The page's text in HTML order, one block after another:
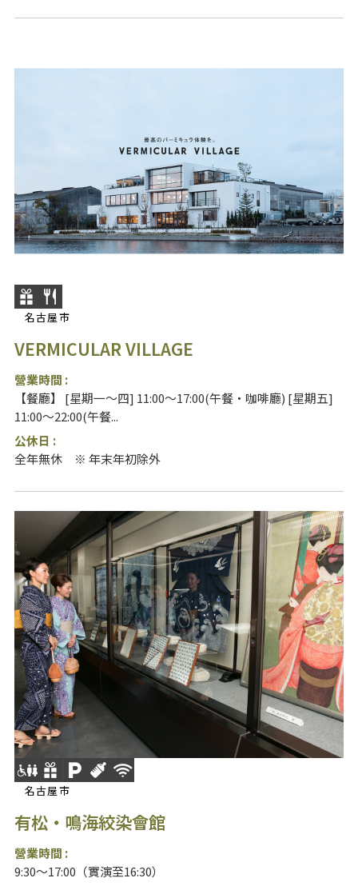
名古屋市
VERMICULAR VILLAGE
營業時間 :
【餐廳】 [星期一～四] 11:00～17:00(午餐・咖啡廳) [星期五]
11:00～22:00(午餐...
公休日 :
全年無休 ※ 年末年初除外
名古屋市
有松・鳴海絞染會館
營業時間 :
9:30～17:00（實演至16:30）